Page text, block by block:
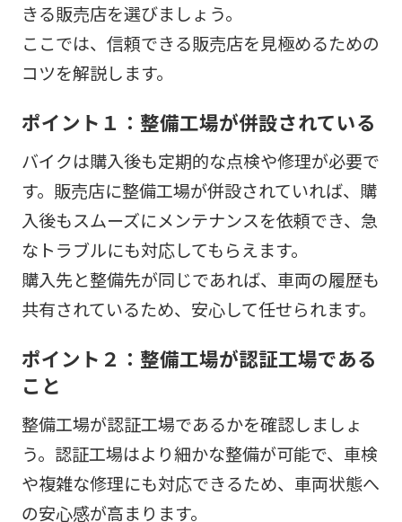
きる販売店を選びましょう。
ここでは、信頼できる販売店を見極めるための
コツを解説します。
ポイント１：整備工場が併設されている
バイクは購入後も定期的な点検や修理が必要で
す。販売店に整備工場が併設されていれば、購
入後もスムーズにメンテナンスを依頼でき、急
なトラブルにも対応してもらえます。
購入先と整備先が同じであれば、車両の履歴も
共有されているため、安心して任せられます。
ポイント２：整備工場が認証工場である
こと
整備工場が認証工場であるかを確認しましょ
う。認証工場はより細かな整備が可能で、車検
や複雑な修理にも対応できるため、車両状態へ
の安心感が高まります。